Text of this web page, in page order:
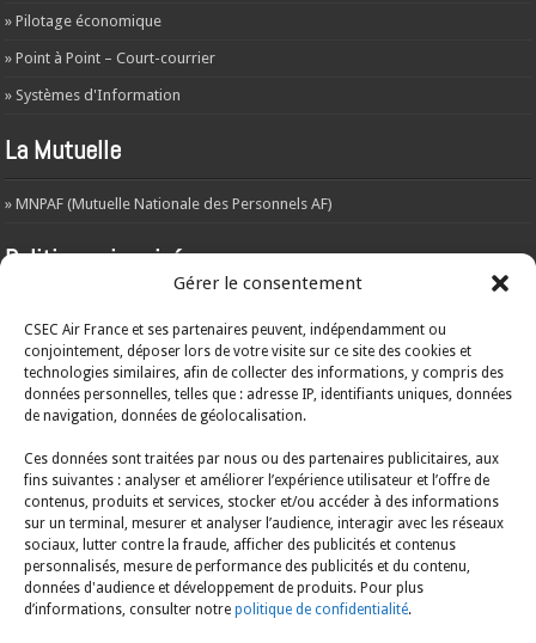
Gérer le consentement
CSEC Air France et ses partenaires peuvent, indépendamment ou
conjointement, déposer lors de votre visite sur ce site des cookies et
technologies similaires, afin de collecter des informations, y compris des
données personnelles, telles que : adresse IP, identifiants uniques, données
de navigation, données de géolocalisation.
Ces données sont traitées par nous ou des partenaires publicitaires, aux
fins suivantes : analyser et améliorer l’expérience utilisateur et l’offre de
contenus, produits et services, stocker et/ou accéder à des informations
sur un terminal, mesurer et analyser l’audience, interagir avec les réseaux
sociaux, lutter contre la fraude, afficher des publicités et contenus
personnalisés, mesure de performance des publicités et du contenu,
données d'audience et développement de produits. Pour plus
d’informations, consulter notre politique de confidentialité.
» Pilotage économique
» Point à Point – Court-courrier
» Systèmes d'Information
La Mutuelle
» MNPAF (Mutuelle Nationale des Personnels AF)
Politique vie privée
csecaf.fr – de la manière dont les données sont récoltées et traitées par le
responsable du traitement. Aconsulter ICI
ARCHIVES
Mentions légales
A consulter ICI
Politique en matière de cookies